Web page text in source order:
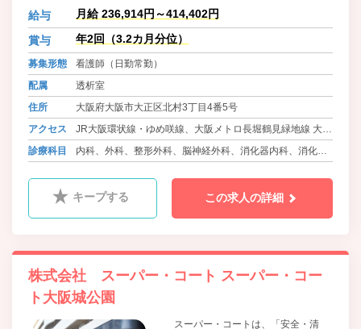
す。また、心臓血管センターを有
し、循環器にも力を入れています。
急性期病棟でも残業がそれほど多く
なく、休日数も多いので、プライベ
います。
給与 月給 236,914円～414,402円
賞与 年2回（3.2カ月分位）
募集形態
看護師（日勤常勤）
配属
透析室
住所
大阪府大阪市大正区北村3丁目4番5号
アクセス
JR大阪環状線・ゆめ咲線、大阪メトロ長堀鶴見緑地線 大正
駅からバス（8分） 徒歩5分
阪神本線・なんば線・武庫川線 ドーム前駅からバス（12
診療科目
内科、外科、整形外科、脳神経外科、消化器内科、消化器
喉科、皮膚科、婦人科、小児科、ﾘﾊﾋﾞﾘﾃｰｼｮﾝ科、放射線科
キープする この求人の詳細
株式会社 スーパー・コート スーパー・コー
ト大阪城公園
スーパー・コートは、「安全・清